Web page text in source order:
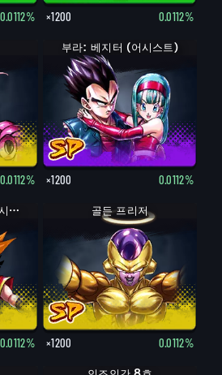
0.0112% ×1200 0.0112%
0.0112%
부라: 베지터 (어시스트)
×1200 0.0112%
팡: 트랭크스/기르 (어시스트)
0.0112%
골든 프리저
×1200 0.0112%